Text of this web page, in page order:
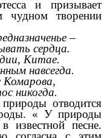
и призывает
чудном творении
–
сердца.
Китае.
навсегда.
никогда.
отводится
« У природы
известной песне.